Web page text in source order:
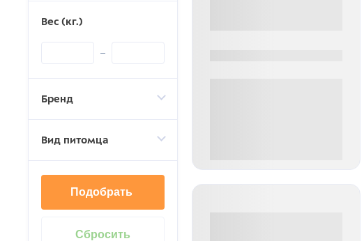
Вес (кг.)
Бренд
Вид питомца
Подобрать